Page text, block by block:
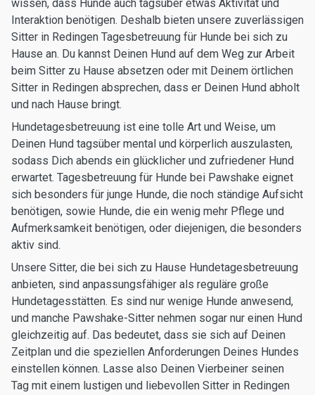
wissen, dass Hunde auch tagsüber etwas Aktivität und
Interaktion benötigen. Deshalb bieten unsere zuverlässigen
Sitter in Redingen Tagesbetreuung für Hunde bei sich zu
Hause an. Du kannst Deinen Hund auf dem Weg zur Arbeit
beim Sitter zu Hause absetzen oder mit Deinem örtlichen
Sitter in Redingen absprechen, dass er Deinen Hund abholt
und nach Hause bringt.
Hundetagesbetreuung ist eine tolle Art und Weise, um
Deinen Hund tagsüber mental und körperlich auszulasten,
sodass Dich abends ein glücklicher und zufriedener Hund
erwartet. Tagesbetreuung für Hunde bei Pawshake eignet
sich besonders für junge Hunde, die noch ständige Aufsicht
benötigen, sowie Hunde, die ein wenig mehr Pflege und
Aufmerksamkeit benötigen, oder diejenigen, die besonders
aktiv sind.
Unsere Sitter, die bei sich zu Hause Hundetagesbetreuung
anbieten, sind anpassungsfähiger als reguläre große
Hundetagesstätten. Es sind nur wenige Hunde anwesend,
und manche Pawshake-Sitter nehmen sogar nur einen Hund
gleichzeitig auf. Das bedeutet, dass sie sich auf Deinen
Zeitplan und die speziellen Anforderungen Deines Hundes
einstellen können. Lasse also Deinen Vierbeiner seinen
Tag mit einem lustigen und liebevollen Sitter in Redingen